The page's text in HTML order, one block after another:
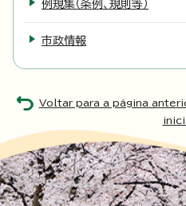
例規集（条例、規則等）
市政情報
Voltar para a página